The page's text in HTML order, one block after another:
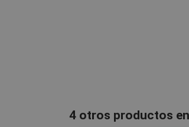
4 otros productos